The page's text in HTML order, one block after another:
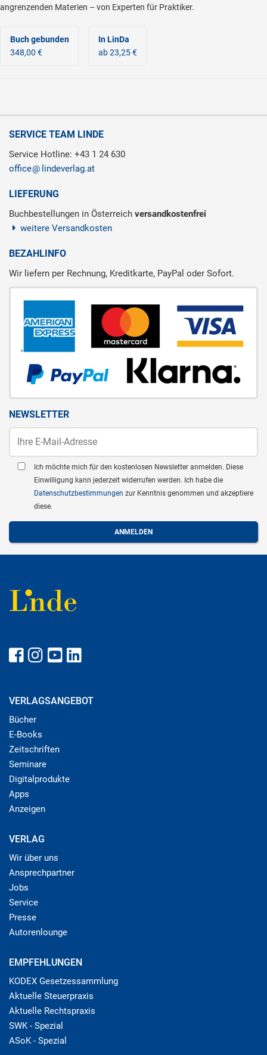
angrenzenden Materien – von Experten für Praktiker.
Buch gebunden
348,00 €
In LinDa
ab 23,25 €
SERVICE TEAM LINDE
Service Hotline: +43 1 24 630
office
lindeverlag.at
LIEFERUNG
Buchbestellungen in Österreich versandkostenfrei
weitere Versandkosten
BEZAHLINFO
Wir liefern per Rechnung, Kreditkarte, PayPal oder Sofort.
NEWSLETTER
Ich möchte mich für den kostenlosen Newsletter anmelden. Diese
Einwilligung kann jederzeit widerrufen werden. Ich habe die
Datenschutzbestimmungen zur Kenntnis genommen und akzeptiere
diese.
VERLAGSANGEBOT
Bücher
E-Books
Zeitschriften
Seminare
Digitalprodukte
Apps
Anzeigen
VERLAG
Wir über uns
Ansprechpartner
Jobs
Service
Presse
Autorenlounge
EMPFEHLUNGEN
KODEX Gesetzessammlung
Aktuelle Steuerpraxis
Aktuelle Rechtspraxis
SWK - Spezial
ASoK - Spezial